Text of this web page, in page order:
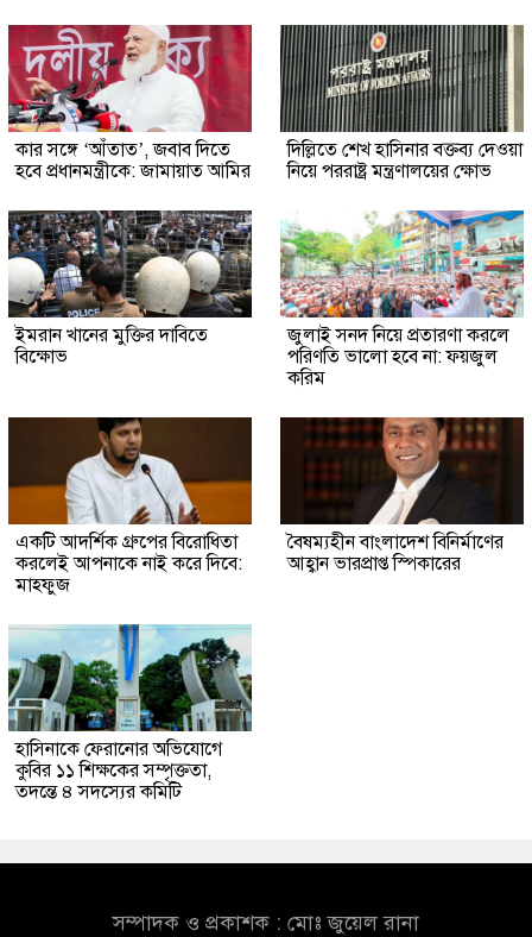
কার সঙ্গে ‘আঁতাত’, জবাব দিতে
হবে প্রধানমন্ত্রীকে: জামায়াত আমির
দিল্লিতে শেখ হাসিনার বক্তব্য দেওয়া
নিয়ে পররাষ্ট্র মন্ত্রণালয়ের ক্ষোভ
ইমরান খানের মুক্তির দাবিতে
বিক্ষোভ
জুলাই সনদ নিয়ে প্রতারণা করলে
পরিণতি ভালো হবে না: ফয়জুল
করিম
একটি আদর্শিক গ্রুপের বিরোধিতা
করলেই আপনাকে নাই করে দিবে:
মাহফুজ
বৈষম্যহীন বাংলাদেশ বিনির্মাণের
আহ্বান ভারপ্রাপ্ত স্পিকারের
হাসিনাকে ফেরানোর অভিযোগে
কুবির ১১ শিক্ষকের সম্পৃক্ততা,
তদন্তে ৪ সদস্যের কমিটি
সম্পাদক ও প্রকাশক : মোঃ জুয়েল রানা